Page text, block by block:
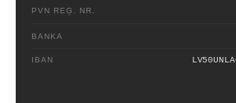
PVN REĢ. NR.
BANKA
IBAN